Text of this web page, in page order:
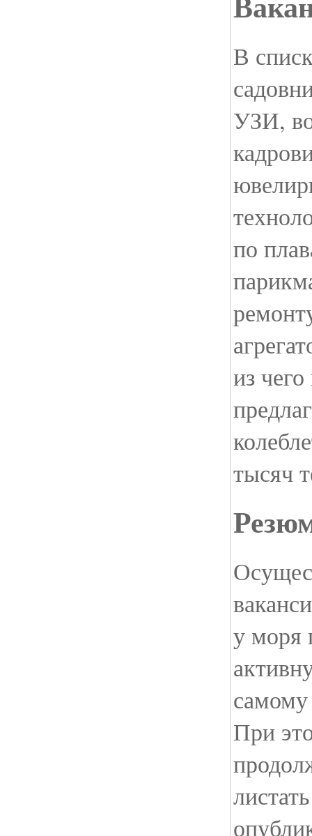
В
УЗИ,
по
из
тысяч
у моря
При